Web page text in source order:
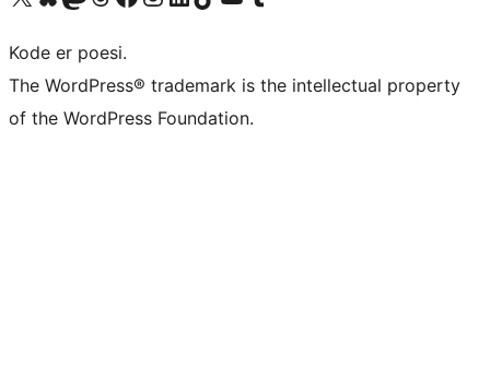
Kode er poesi.
The WordPress® trademark is the intellectual property
of the WordPress Foundation.